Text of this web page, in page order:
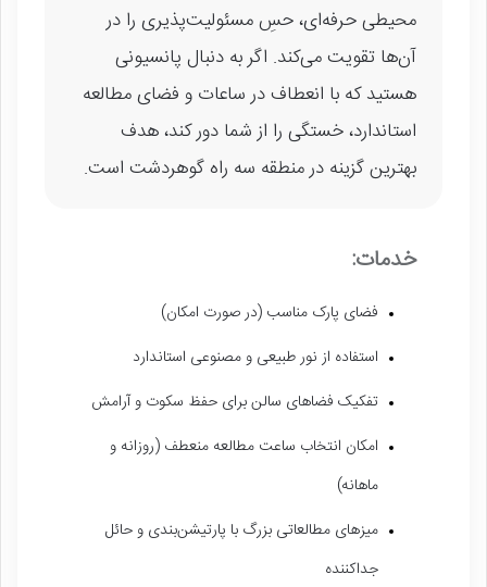
محیطی حرفه‌ای، حسِ مسئولیت‌پذیری را در
آن‌ها تقویت می‌کند. اگر به دنبال پانسیونی
هستید که با انعطاف در ساعات و فضای مطالعه
استاندارد، خستگی را از شما دور کند، هدف
بهترین گزینه در منطقه سه راه گوهردشت است.
خدمات:
فضای پارک مناسب (در صورت امکان)
استفاده از نور طبیعی و مصنوعی استاندارد
تفکیک فضاهای سالن برای حفظ سکوت و آرامش
امکان انتخاب ساعت مطالعه منعطف (روزانه و
ماهانه)
میزهای مطالعاتی بزرگ با پارتیشن‌بندی و حائل
جداکننده